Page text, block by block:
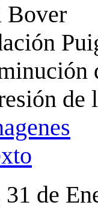
Bover
de
31 de